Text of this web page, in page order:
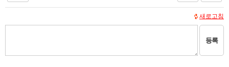
새로고침
등록